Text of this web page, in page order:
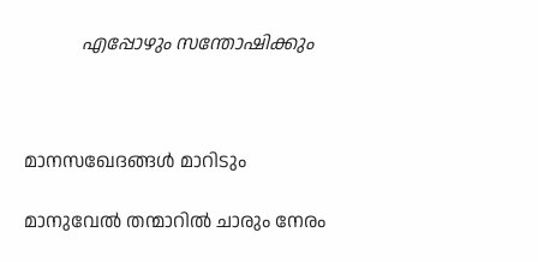
എപ്പോഴും സന്തോഷിക്കും
മാനസഖേദങ്ങൾ മാറിടും
മാനുവേൽ തന്മാറിൽ ചാരും നേരം